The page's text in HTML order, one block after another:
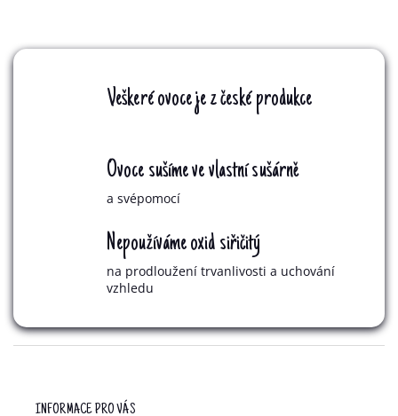
Veškeré ovoce je z české produkce
Ovoce sušíme ve vlastní sušárně
a svépomocí
Nepoužíváme oxid siřičitý
na prodloužení trvanlivosti a uchování
vzhledu
INFORMACE PRO VÁS